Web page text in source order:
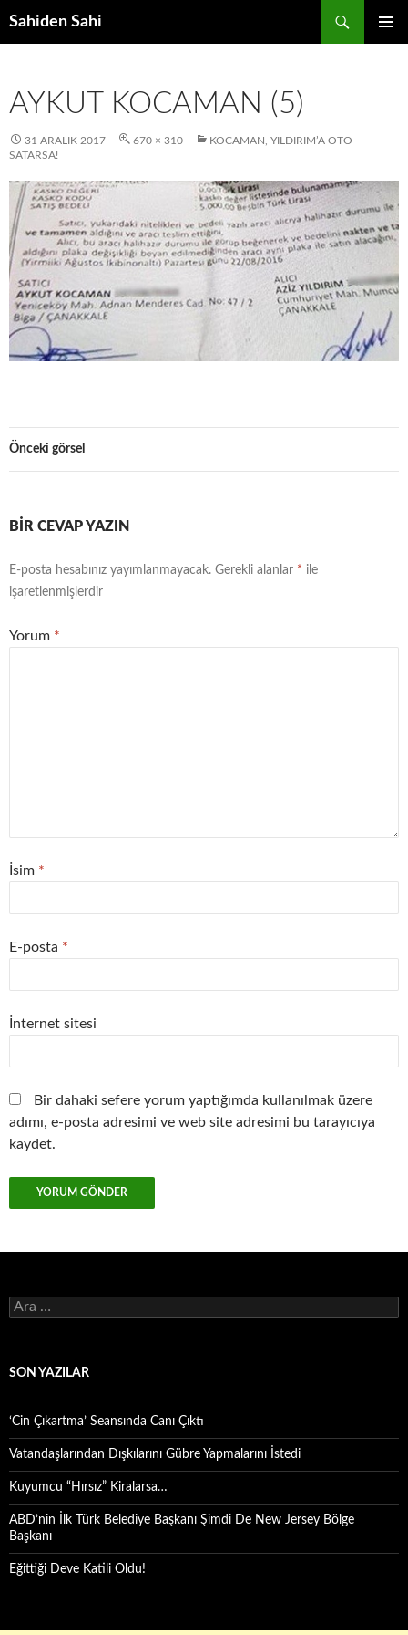
Sahiden Sahi
AYKUT KOCAMAN (5)
31 ARALIK 2017 670 × 310
KOCAMAN, YILDIRIM’A OTO
SATARSA!
Önceki görsel
BIR CEVAP YAZIN
E-posta hesabınız yayımlanmayacak. Gerekli alanlar * ile
işaretlenmişlerdir
Yorum *
İsim *
E-posta *
İnternet sitesi
Bir dahaki sefere yorum yaptığımda kullanılmak üzere
adımı, e-posta adresimi ve web site adresimi bu tarayıcıya
kaydet.
Arama:
SON YAZILAR
‘Cin Çıkartma’ Seansında Canı Çıktı
Vatandaşlarından Dışkılarını Gübre Yapmalarını İstedi
Kuyumcu “Hırsız” Kiralarsa…
ABD’nin İlk Türk Belediye Başkanı Şimdi De New Jersey Bölge
Başkanı
Eğittiği Deve Katili Oldu!